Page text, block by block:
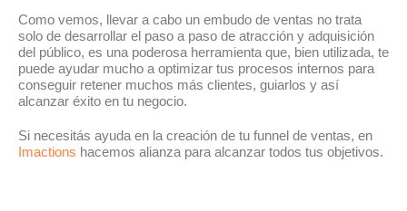
Como vemos, llevar a cabo un embudo de ventas no trata
solo de desarrollar el paso a paso de atracción y adquisición
del público, es una poderosa herramienta que, bien utilizada, te
puede ayudar mucho a optimizar tus procesos internos para
conseguir retener muchos más clientes, guiarlos y así
alcanzar éxito en tu negocio.
Si necesitás ayuda en la creación de tu funnel de ventas, en
Imactions hacemos alianza para alcanzar todos tus objetivos.